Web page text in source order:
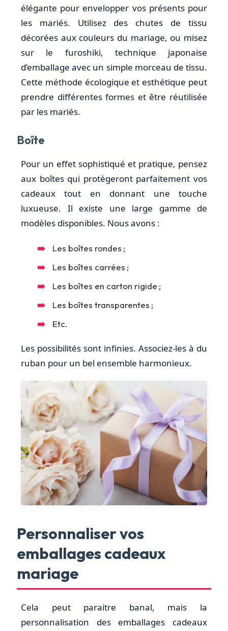
élégante pour envelopper vos présents pour
les mariés. Utilisez des chutes de tissu
décorées aux couleurs du mariage, ou misez
sur le furoshiki, technique japonaise
d’emballage avec un simple morceau de tissu.
Cette méthode écologique et esthétique peut
prendre différentes formes et être réutilisée
par les mariés.
Boîte
Pour un effet sophistiqué et pratique, pensez
aux boîtes qui protègeront parfaitement vos
cadeaux tout en donnant une touche
luxueuse. Il existe une large gamme de
modèles disponibles. Nous avons :
Les boîtes rondes ;
Les boîtes carrées ;
Les boîtes en carton rigide ;
Les boîtes transparentes ;
Etc.
Les possibilités sont infinies. Associez-les à du
ruban pour un bel ensemble harmonieux.
Personnaliser vos
emballages cadeaux
mariage
Cela peut paraitre banal, mais la
personnalisation des emballages cadeaux